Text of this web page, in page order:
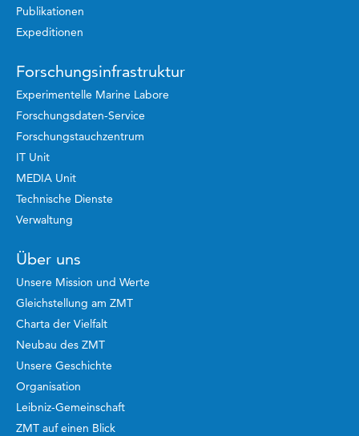
Publikationen
Expeditionen
Forschungsinfrastruktur
Experimentelle Marine Labore
Forschungsdaten-Service
Forschungstauchzentrum
IT Unit
MEDIA Unit
Technische Dienste
Verwaltung
Über uns
Unsere Mission und Werte
Gleichstellung am ZMT
Charta der Vielfalt
Neubau des ZMT
Unsere Geschichte
Organisation
Leibniz-Gemeinschaft
ZMT auf einen Blick